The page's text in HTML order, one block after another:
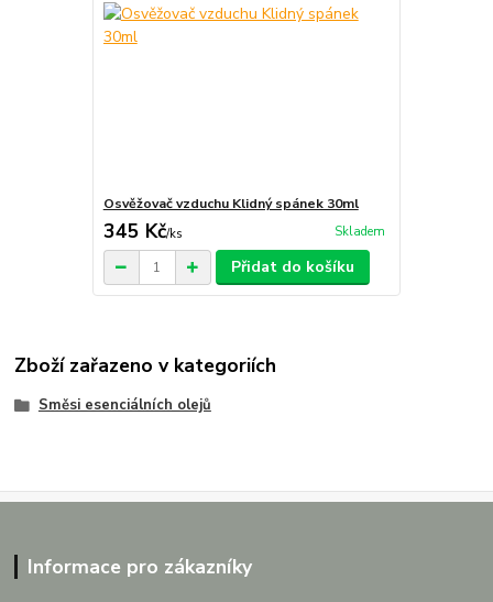
Osvěžovač vzduchu Klidný spánek 30ml
345 Kč/ks Skladem
Přidat do košíku
Zboží zařazeno v kategoriích
Směsi esenciálních olejů
Informace pro zákazníky